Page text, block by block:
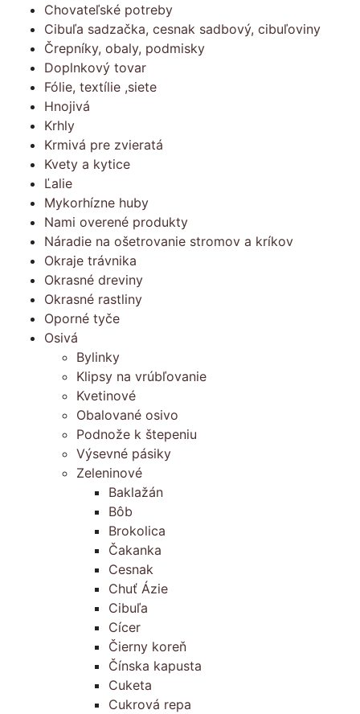
Chovateľské potreby
Cibuľa sadzačka, cesnak sadbový, cibuľoviny
Črepníky, obaly, podmisky
Doplnkový tovar
Fólie, textílie ,siete
Hnojivá
Krhly
Krmivá pre zvieratá
Kvety a kytice
Ľalie
Mykorhízne huby
Nami overené produkty
Náradie na ošetrovanie stromov a kríkov
Okraje trávnika
Okrasné dreviny
Okrasné rastliny
Oporné tyče
Osivá
Bylinky
Klipsy na vrúbľovanie
Kvetinové
Obalované osivo
Podnože k štepeniu
Výsevné pásiky
Zeleninové
Baklažán
Bôb
Brokolica
Čakanka
Cesnak
Chuť Ázie
Cibuľa
Cícer
Čierny koreň
Čínska kapusta
Cuketa
Cukrová repa